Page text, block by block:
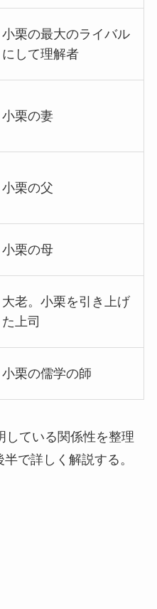
小栗の最大のライバル
にして理解者
小栗の妻
小栗の父
小栗の母
大老。小栗を引き上げ
た上司
小栗の儒学の師
している関係性を整理
で詳しく解説する。